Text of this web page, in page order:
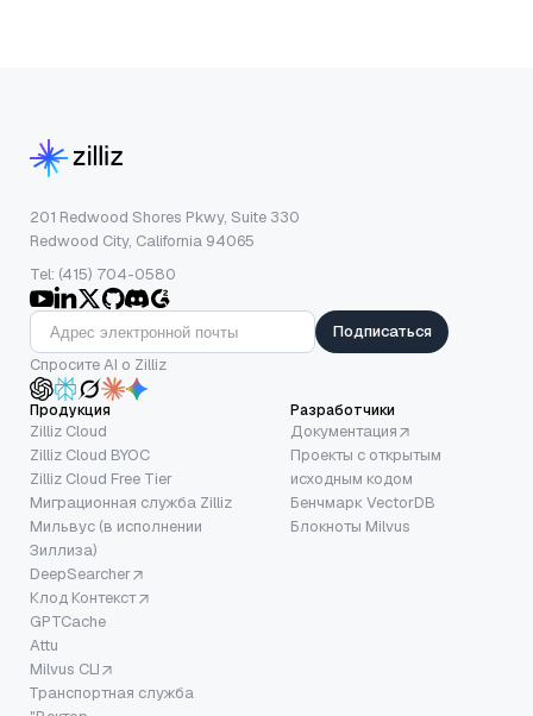
201 Redwood Shores Pkwy, Suite 330
Redwood City, California 94065
Tel: (415) 704-0580
Подписаться
Спросите AI о Zilliz
Продукция
Zilliz Cloud
Zilliz Cloud BYOC
Zilliz Cloud Free Tier
Миграционная служба Zilliz
Мильвус (в исполнении
Зиллиза)
DeepSearcher
Клод Контекст
GPTCache
Attu
Milvus CLI
Транспортная служба
Разработчики
Документация
Проекты с открытым
исходным кодом
Бенчмарк VectorDB
Блокноты Milvus